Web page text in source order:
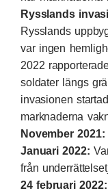
Rysslands
Rysslands
var ingen
2022
soldater längs
invasionen
marknaderna
November 2021:
Januari 2022:
från
24 februari 2022: